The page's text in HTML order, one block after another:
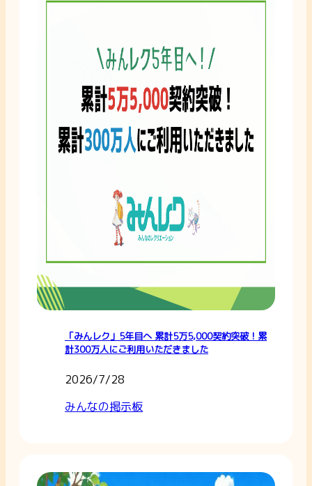
「みんレク」5年目へ 累計5万5,000契約突破！累
計300万人にご利用いただきました
2026/7/28
みんなの掲示板